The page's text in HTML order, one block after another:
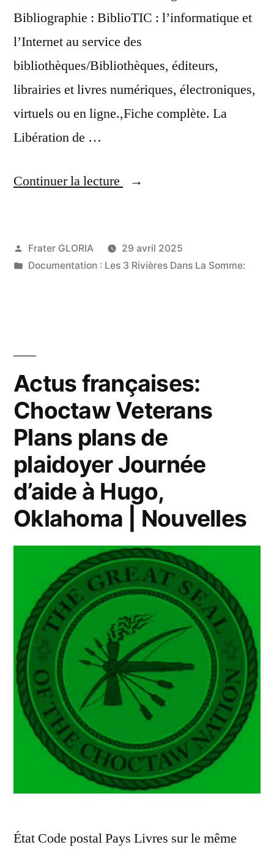
Bibliographie : BiblioTIC : l’informatique et
l’Internet au service des
bibliothèques/Bibliothèques, éditeurs,
librairies et livres numériques, électroniques,
virtuels ou en ligne.,Fiche complète. La
Libération de …
Continuer la lecture
« Actus
six
athlètes
de
Paris
se
dirigeant
vers
pour
les
voyages
sportifs »
Publié
par
Frater GLORIA
29 avril 2025
Publié
Documentation : Les 3 Rivières Dans La Somme:
Actus françaises:
Choctaw Veterans
Plans plans de
plaidoyer Journée
d’aide à Hugo,
Oklahoma | Nouvelles
État Code postal Pays Livres sur le même